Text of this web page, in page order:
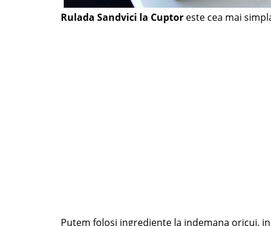
Rulada Sandvici la Cuptor este cea mai
Putem folosi ingrediente la indemana oricui,